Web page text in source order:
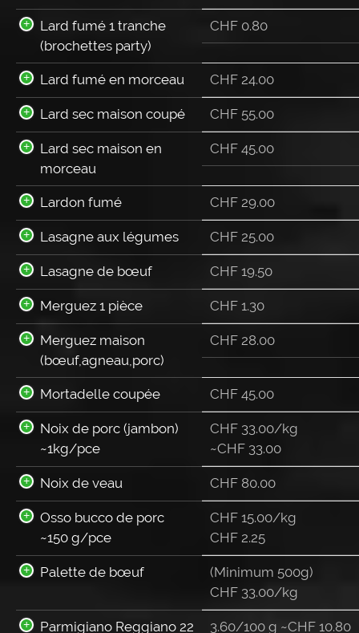
Lard fumé 1 tranche
(brochettes party)
CHF 0.80
Lard fumé en morceau CHF 24.00
Lard sec maison coupé CHF 55.00
Lard sec maison en
morceau
CHF 45.00
Lardon fumé CHF 29.00
Lasagne aux légumes CHF 25.00
Lasagne de bœuf CHF 19.50
Merguez 1 pièce CHF 1.30
Merguez maison
(bœuf,agneau,porc)
CHF 28.00
Mortadelle coupée CHF 45.00
Noix de porc (jambon)
~1kg/pce
CHF 33.00/kg
~CHF 33.00
Noix de veau CHF 80.00
Osso bucco de porc
~150 g/pce
CHF 15.00/kg
CHF 2.25
Palette de bœuf
(Minimum 500g)
CHF 33.00/kg
Parmigiano Reggiano 22
3.60/100 g ~CHF 10.80